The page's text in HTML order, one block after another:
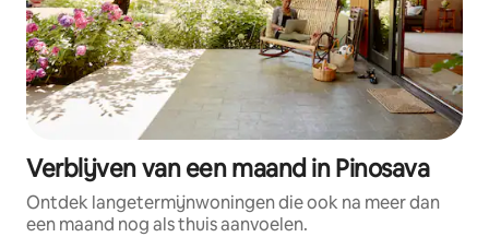
Verblijven van een maand in Pinosava
Ontdek langetermijnwoningen die ook na meer dan
een maand nog als thuis aanvoelen.